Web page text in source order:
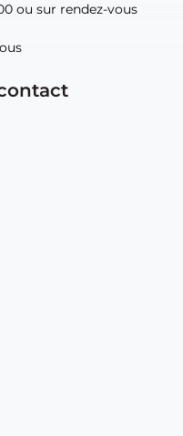
ou sur rendez-vous
ou sur rendez-vous
48 21 61